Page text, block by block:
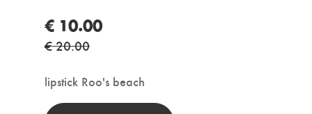
€ 10.00
€ 20.00
lipstick Roo's beach